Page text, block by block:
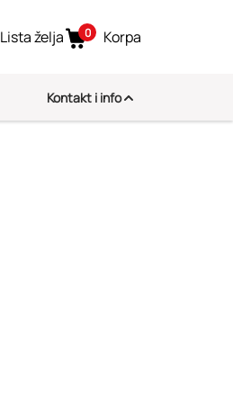
Lista želja 0 Korpa
Kontakt i info